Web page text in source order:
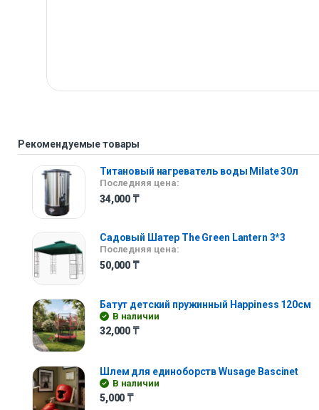
Рекомендуемые товары
Титановый нагреватель воды Milate 30л
Последняя цена:
34,000 ₸
Садовый Шатер The Green Lantern 3*3
Последняя цена:
50,000 ₸
Батут детский пружинный Happiness 120см
В наличии
32,000 ₸
Шлем для единоборств Wusage Bascinet
В наличии
5,000 ₸